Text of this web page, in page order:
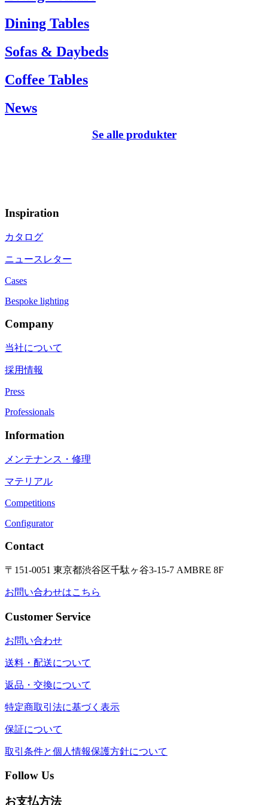
Dining Tables
Sofas & Daybeds
Coffee Tables
News
Se alle produkter
Inspiration
カタログ
ニュースレター
Cases
Bespoke lighting
Company
当社について
採用情報
Press
Professionals
Information
メンテナンス・修理
マテリアル
Competitions
Configurator
Contact
〒151-0051 東京都渋谷区千駄ヶ谷3-15-7 AMBRE 8F
お問い合わせはこちら
Customer Service
お問い合わせ
送料・配送について
返品・交換について
特定商取引法に基づく表示
保証について
取引条件と個人情報保護方針について
Follow Us
お支払方法